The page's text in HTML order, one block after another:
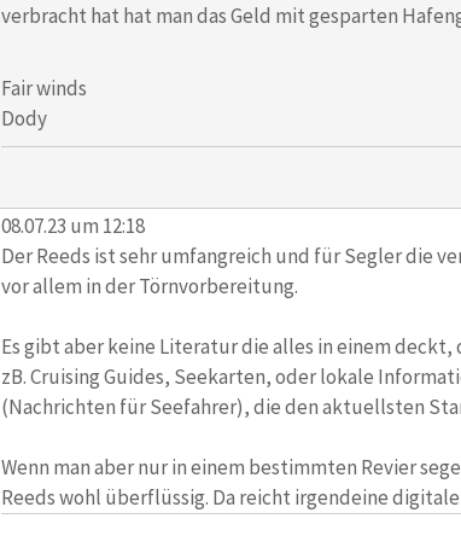
verbracht hat hat man das Geld mit gesparten
Fair winds
Dody
08.07.23 um 12:18
Der Reeds ist sehr umfangreich und für Segler die
vor allem in der Törnvorbereitung.
Es gibt aber keine Literatur die alles in einem
zB. Cruising Guides, Seekarten, oder lokale
(Nachrichten für Seefahrer), die den aktuellsten
Wenn man aber nur in einem bestimmten Revier
Reeds wohl überflüssig. Da reicht irgendeine